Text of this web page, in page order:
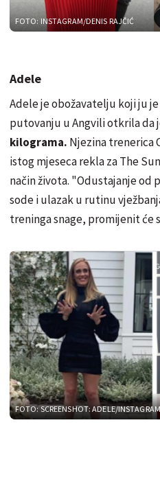
FOTO: INSTAGRAM/DENIS RAJČIĆ
Adele
Adele je obožavatelju koji ju
putovanju u Angvili otkrila da
kilograma. Njezina trenerica
istog mjeseca rekla za The
način života. "Odustajanje od
sode i ulazak u rutinu
treninga snage, promijenit će
FOTO: SCREENSHOT: ADELE/